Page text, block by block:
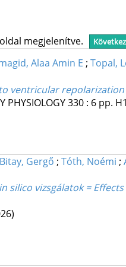
megjelenítve.
Alaa Amin E ; Topal,
ventricular
PHYSIOLOGY330: 6 pp.
Bitay, Gergő ; Tóth, Noémi ;
silico vizsgálatok =